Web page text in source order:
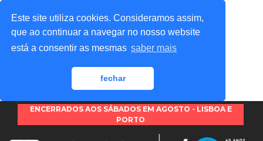
Este site utiliza cookies. Consideramos assim,
que ao continuar a navegar no nosso website
está a consentir as mesmas saber mais
fechar
ENCERRADOS AOS SÁBADOS EM AGOSTO - LISBOA E
PORTO